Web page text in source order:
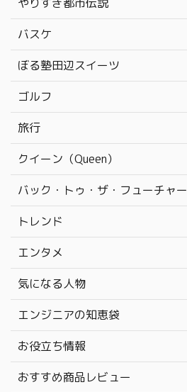
バスケ
ぼる塾田辺スイーツ
ゴルフ
旅行
クイーン（Queen）
バック・トゥ・ザ・フューチャー
トレンド
エンタメ
気になる人物
エンジニアの知恵袋
お役立ち情報
おすすめ商品レビュー